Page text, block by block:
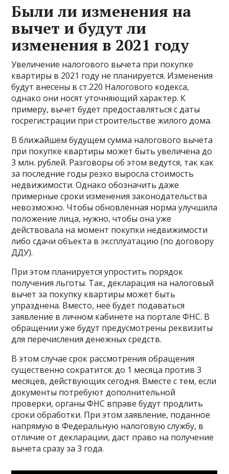
Были ли изменения на
вычет и будут ли
изменения в 2021 году
Увеличение налогового вычета при покупке
квартиры в 2021 году не планируется. Изменения
будут внесены в ст.220 Налогового кодекса,
однако они носят уточняющий характер. К
примеру, вычет будет предоставляться с даты
госрегистрации при строительстве жилого дома.
В ближайшем будущем сумма налогового вычета
при покупке квартиры может быть увеличена до
3 млн. рублей. Разговоры об этом ведутся, так как
за последние годы резко выросла стоимость
недвижимости. Однако обозначить даже
примерные сроки изменения законодательства
невозможно. Чтобы обновлённая норма улучшила
положение лица, нужно, чтобы она уже
действовала на момент покупки недвижимости
либо сдачи объекта в эксплуатацию (по договору
ДДУ).
При этом планируется упростить порядок
получения льготы. Так, декларация на налоговый
вычет за покупку квартиры может быть
упразднена. Вместо, неё будет подаваться
заявление в личном кабинете на портале ФНС. В
обращении уже будут предусмотрены реквизиты
для перечисления денежных средств.
В этом случае срок рассмотрения обращения
существенно сократится: до 1 месяца против 3
месяцев, действующих сегодня. Вместе с тем, если
документы потребуют дополнительной
проверки, органы ФНС вправе будут продлить
сроки обработки. При этом заявление, поданное
напрямую в Федеральную налоговую службу, в
отличие от декларации, даст право на получение
вычета сразу за 3 года.